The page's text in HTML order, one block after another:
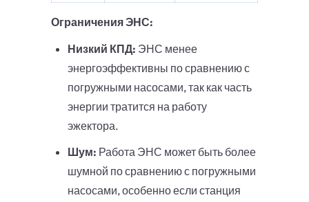
Ограничения ЭНС:
Низкий КПД: ЭНС менее
энергоэффективны по сравнению с
погружными насосами, так как часть
энергии тратится на работу
эжектора.
Шум: Работа ЭНС может быть более
шумной по сравнению с погружными
насосами, особенно если станция